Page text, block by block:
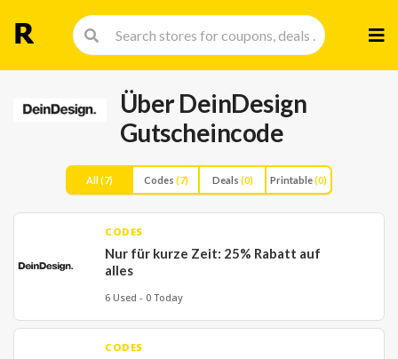
to
Über DeinDesign
Gutscheincode
All(7) Codes (7) Deals (0) Printable(0)
CODES
Nur für kurze Zeit: 25% Rabatt auf
alles
6 Used - 0 Today
CODES